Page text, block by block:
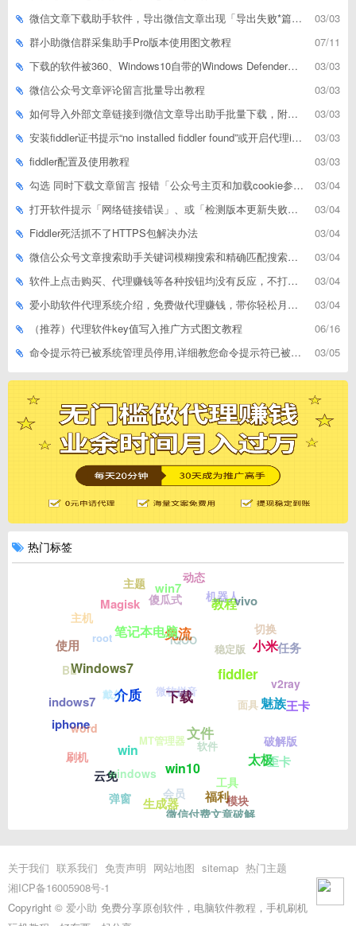
03/03
微信文章下载助手软件，导出微信文章出现「导出失败*篇」如何解决
07/11
群小助微信群采集助手Pro版本使用图文教程
03/03
下载的软件被360、Windows10自带的Windows Defender、腾讯管家等杀毒软件误删了怎么解决
03/03
微信公众号文章评论留言批量导出教程
03/03
如何导入外部文章链接到微信文章导出助手批量下载，附上3种方式
03/03
安装fiddler证书提示“no installed fiddler found”或开启代理ip失败
03/03
fiddler配置及使用教程
03/04
勾选 同时下载文章留言 报错「公众号主页和加载cookie参数不能为空」
03/04
打开软件提示「网络链接错误」、或「检测版本更新失败」等网络问题解决方案
03/04
Fiddler死活抓不了HTTPS包解决办法
03/04
微信公众号文章搜索助手关键词模糊搜索和精确匹配搜索的区别
03/04
软件上点击购买、代理赚钱等各种按钮均没有反应，不打开相应网址怎么解决
03/04
爱小助软件代理系统介绍，免费做代理赚钱，带你轻松月收入过万
06/16
（推荐）代理软件key值写入推广方式图文教程
03/05
命令提示符已被系统管理员停用,详细教您命令提示符已被系统管理员停用怎么办
热门标签
下载
介质
win
win10
文件
fiddler
免流
笔记本电脑
Windows7
iphone
云免
生成器
福利
太极
魅族
小米
教程
win7
Magisk
使用
indows7
刷机
弹窗
微信付费文章破解
模块
歪卡
王卡
任务
vivo
动态
主题
主机
BL
word
windows
会员
工具
破解版
v2ray
切换
机器人
傻瓜式
root
戴尔
MT管理器 软件
面具
稳定版
iQOO
微软拼音
关于我们 联系我们 免责声明 网站地图 sitemap 热门主题
湘ICP备16005908号-1
Copyright © 爱小助 免费分享原创软件，电脑软件教程，手机刷机